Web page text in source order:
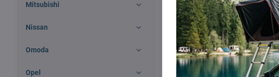
Mitsubishi
Nissan
Omoda
Opel